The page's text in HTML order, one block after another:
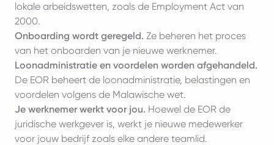
lokale arbeidswetten, zoals de Employment Act van
2000.
Onboarding wordt geregeld. Ze beheren het proces
van het onboarden van je nieuwe werknemer.
Loonadministratie en voordelen worden afgehandeld.
De EOR beheert de loonadministratie, belastingen en
voordelen volgens de Malawische wet.
Je werknemer werkt voor jou. Hoewel de EOR de
juridische werkgever is, werkt je nieuwe medewerker
voor jouw bedrijf zoals elke andere teamlid.